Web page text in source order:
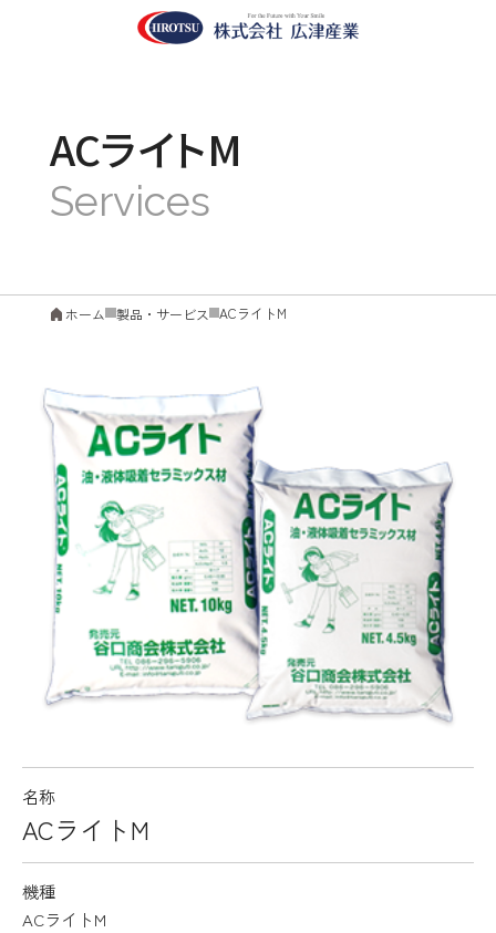
ACライトM
ホーム 製品・サービス ACライトM
名称
ACライトM
機種
ACライトM